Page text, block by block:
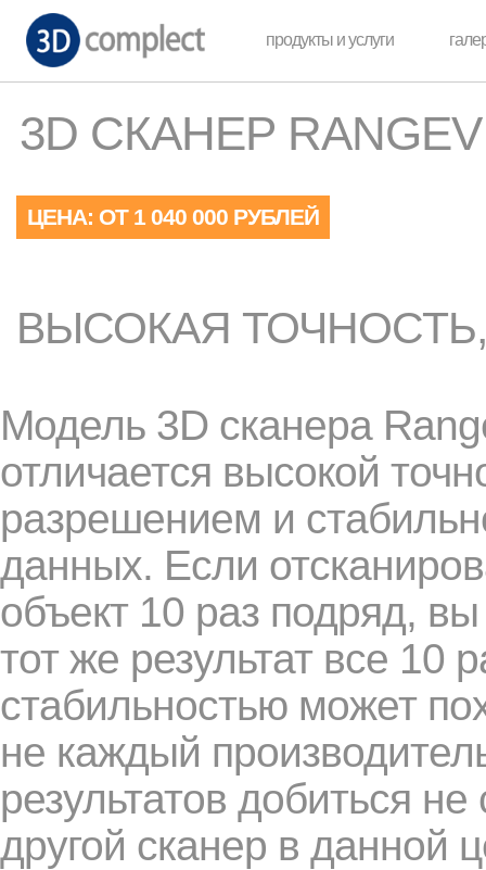
продукты и услуги
3D СКАНЕР
ЦЕНА: ОТ 1 040 000 РУБЛЕЙ
ВЫСОКАЯ
Модель 3D сканера
отличается высокой
разрешением и
данных. Если
объект 10 раз подряд,
тот же результат все 10
стабильностью может
не каждый
результатов добиться
другой сканер в данной